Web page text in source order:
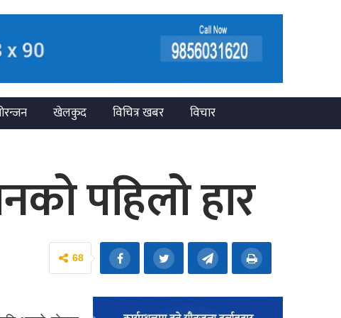
खेलकुद विचित्र खबर
विचार
पहिलो हार
68